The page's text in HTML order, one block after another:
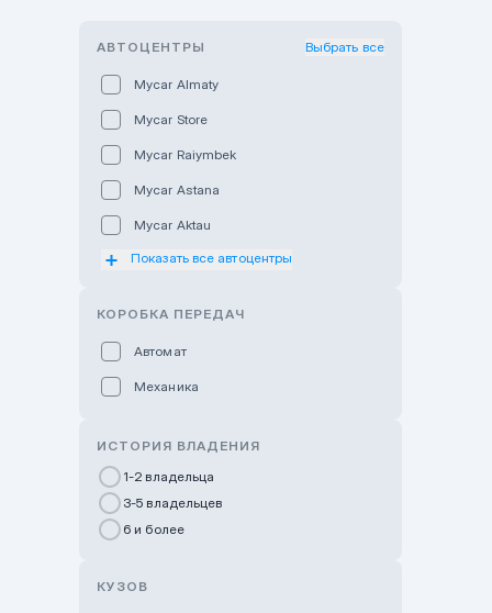
АВТОЦЕНТРЫ Выбрать все
Mycar Almaty
Mycar Store
Mycar Raiymbek
Mycar Astana
Mycar Aktau
Mycar Uralsk
GWM Nurly Zhol
Chery Astana
Показать все автоцентры
КОРОБКА ПЕРЕДАЧ
Автомат
Механика
ИСТОРИЯ ВЛАДЕНИЯ
1-2 владельца
3-5 владельцев
6 и более
КУЗОВ